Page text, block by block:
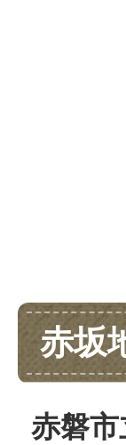
赤坂
赤磐